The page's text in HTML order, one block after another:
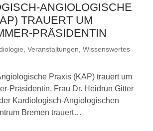
ANGIOLOGISCHE
TRAUERT UM
PRÄSIDENTIN
Veranstaltungen Wissenswertes
Praxis (KAP) trauert um
Präsidentin, Frau Dr. Heidrun Gitter
Kardiologisch-Angiologischen
Bremen trauert…